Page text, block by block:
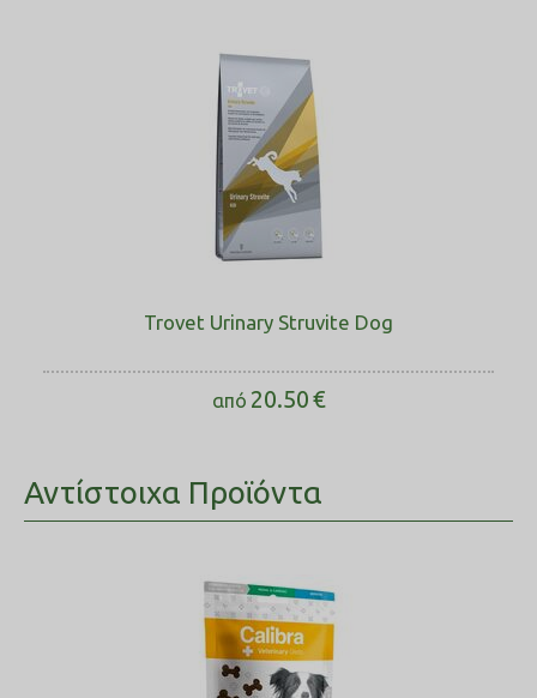
Trovet Urinary Struvite Dog
από 20.50€
Αντίστοιχα Προϊόντα